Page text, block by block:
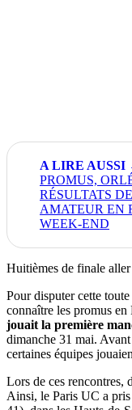
PROMUS,
RÉSULTATS
AMATEUR EN
WEEK-END
Huitièmes de finale
Pour disputer cette
connaître les promus en
jouait la première
dimanche 31 mai. Avant
certaines équipes
Lors de ces rencontres,
Ainsi, le Paris UC a